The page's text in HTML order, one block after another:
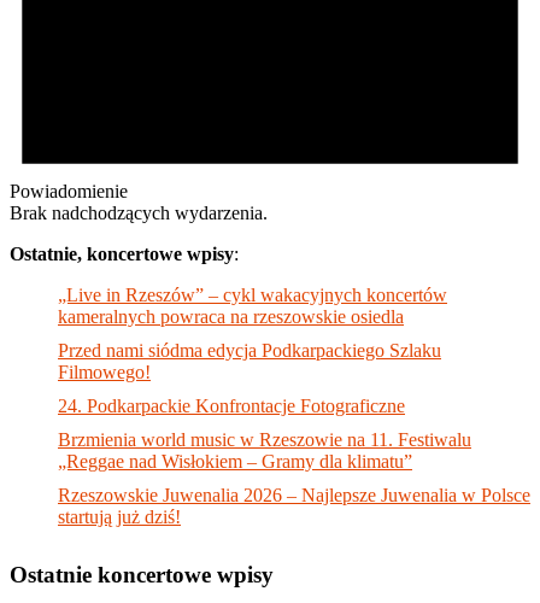
Powiadomienie
Brak nadchodzących wydarzenia.
Ostatnie, koncertowe wpisy:
„Live in Rzeszów” – cykl wakacyjnych koncertów
kameralnych powraca na rzeszowskie osiedla
Przed nami siódma edycja Podkarpackiego Szlaku
Filmowego!
24. Podkarpackie Konfrontacje Fotograficzne
Brzmienia world music w Rzeszowie na 11. Festiwalu
„Reggae nad Wisłokiem – Gramy dla klimatu”
Rzeszowskie Juwenalia 2026 – Najlepsze Juwenalia w Polsce
startują już dziś!
Ostatnie koncertowe wpisy